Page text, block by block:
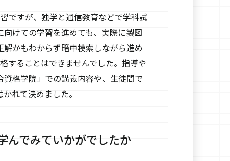
ですが、独学と通信教育などで学科試
けての学習を進めても、実際に製図
かもわからず暗中模索しながら進め
することはできませんでした。指導や
格学院」での講義内容や、生徒間で
れて決めました。
んでみていかがでしたか